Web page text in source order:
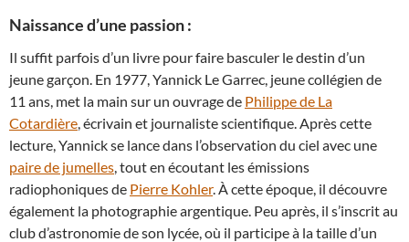
Naissance d’une passion :
Il suffit parfois d’un livre pour faire basculer le destin d’un
jeune garçon. En 1977, Yannick Le Garrec, jeune collégien de
11 ans, met la main sur un ouvrage de Philippe de La
Cotardière, écrivain et journaliste scientifique. Après cette
lecture, Yannick se lance dans l’observation du ciel avec une
paire de jumelles, tout en écoutant les émissions
radiophoniques de Pierre Kohler. À cette époque, il découvre
également la photographie argentique. Peu après, il s’inscrit au
club d’astronomie de son lycée, où il participe à la taille d’un